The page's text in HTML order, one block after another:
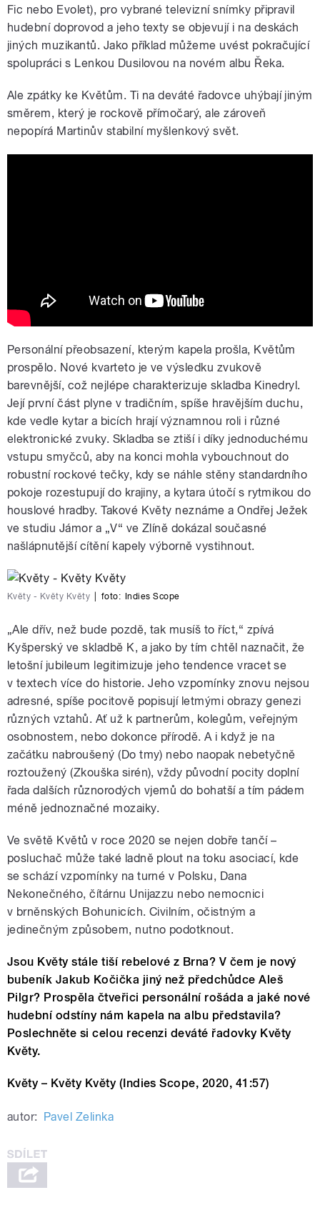
Fic nebo Evolet), pro vybrané televizní snímky připravil
hudební doprovod a jeho texty se objevují i na deskách
jiných muzikantů. Jako příklad můžeme uvést pokračující
spolupráci s Lenkou Dusilovou na novém albu Řeka.
Ale zpátky ke Květům. Ti na deváté řadovce uhýbají jiným
směrem, který je rockově přímočarý, ale zároveň
nepopírá Martinův stabilní myšlenkový svět.
Personální přeobsazení, kterým kapela prošla, Květům
prospělo. Nové kvarteto je ve výsledku zvukově
barevnější, což nejlépe charakterizuje skladba Kinedryl.
Její první část plyne v tradičním, spíše hravějším duchu,
kde vedle kytar a bicích hrají významnou roli i různé
elektronické zvuky. Skladba se ztiší i díky jednoduchému
vstupu smyčců, aby na konci mohla vybouchnout do
robustní rockové tečky, kdy se náhle stěny standardního
pokoje rozestupují do krajiny, a kytara útočí s rytmikou do
houslové hradby. Takové Květy neznáme a Ondřej Ježek
ve studiu Jámor a „V“ ve Zlíně dokázal současné
našlápnutější cítění kapely výborně vystihnout.
Květy - Květy Květy foto: Indies Scope
„Ale dřív, než bude pozdě, tak musíš to říct,“ zpívá
Kyšperský ve skladbě K, a jako by tím chtěl naznačit, že
letošní jubileum legitimizuje jeho tendence vracet se
v textech více do historie. Jeho vzpomínky znovu nejsou
adresné, spíše pocitově popisují letmými obrazy genezi
různých vztahů. Ať už k partnerům, kolegům, veřejným
osobnostem, nebo dokonce přírodě. A i když je na
začátku nabroušený (Do tmy) nebo naopak nebetyčně
roztoužený (Zkouška sirén), vždy původní pocity doplní
řada dalších různorodých vjemů do bohatší a tím pádem
méně jednoznačné mozaiky.
Ve světě Květů v roce 2020 se nejen dobře tančí –
posluchač může také ladně plout na toku asociací, kde
se schází vzpomínky na turné v Polsku, Dana
Nekonečného, čítárnu Unijazzu nebo nemocnici
v brněnských Bohunicích. Civilním, očistným a
jedinečným způsobem, nutno podotknout.
Jsou Květy stále tiší rebelové z Brna? V čem je nový
bubeník Jakub Kočička jiný než předchůdce Aleš
Pilgr? Prospěla čtveřici personální rošáda a jaké nové
hudební odstíny nám kapela na albu představila?
Poslechněte si celou recenzi deváté řadovky Květy
Květy.
Květy – Květy Květy (Indies Scope, 2020, 41:57)
autor: Pavel Zelinka